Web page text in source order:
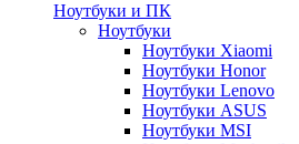
Ноутбуки и ПК
Ноутбуки
Ноутбуки Xiaomi
Ноутбуки Honor
Ноутбуки Lenovo
Ноутбуки ASUS
Ноутбуки MSI